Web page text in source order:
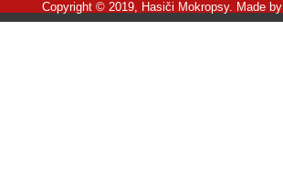
Copyright © 2019, Hasiči Mokropsy. Made by